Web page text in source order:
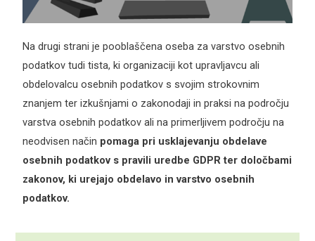
Na drugi strani je pooblaščena oseba za varstvo osebnih
podatkov tudi tista, ki organizaciji kot upravljavcu ali
obdelovalcu osebnih podatkov s svojim strokovnim
znanjem ter izkušnjami o zakonodaji in praksi na področju
varstva osebnih podatkov ali na primerljivem področju na
neodvisen način pomaga pri usklajevanju obdelave
osebnih podatkov s pravili uredbe GDPR ter določbami
zakonov, ki urejajo obdelavo in varstvo osebnih
podatkov.